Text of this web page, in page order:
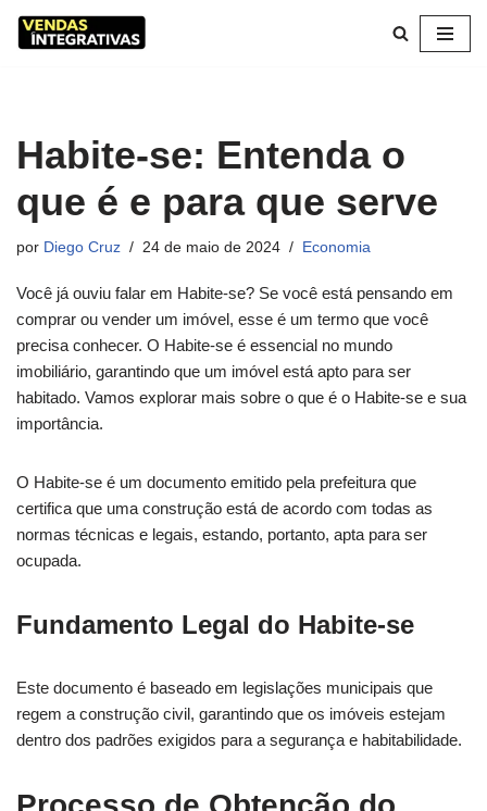
conteúdo
Habite-se: Entenda o
que é e para que serve
por Diego Cruz 24 de maio de 2024 Economia
Você já ouviu falar em Habite-se? Se você está pensando em
comprar ou vender um imóvel, esse é um termo que você
precisa conhecer. O Habite-se é essencial no mundo
imobiliário, garantindo que um imóvel está apto para ser
habitado. Vamos explorar mais sobre o que é o Habite-se e sua
importância.
O Habite-se é um documento emitido pela prefeitura que
certifica que uma construção está de acordo com todas as
normas técnicas e legais, estando, portanto, apta para ser
ocupada.
Fundamento Legal do Habite-se
Este documento é baseado em legislações municipais que
regem a construção civil, garantindo que os imóveis estejam
dentro dos padrões exigidos para a segurança e habitabilidade.